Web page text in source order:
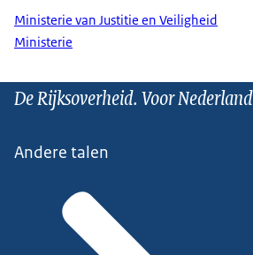
Ministerie van Justitie en Veiligheid
Ministerie
De Rijksoverheid. Voor Nederland
Andere talen